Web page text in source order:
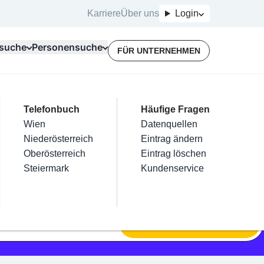
KarriereÜber uns Login
Kategorien
Friseur
Nägel
Haarentfernung
Make-Up
Für Unternehmer
Terminbuchung
Kostenlose Beratung
Top Branchen
Elektriker
Installateure
Maler & Lackierer
Branchen A-Z
Mein Firmeneintrag
Eintrag hinzufügen
Eintrag beanspruchen
Eintrag verwalten
Eintrag bewerben
Personensuche
Telefonbuch
Wien
Niederösterreich
Oberösterreich
Steiermark
Häufige Fragen
Datenquellen
Eintrag ändern
Eintrag löschen
Kundenservice
FÜR UNTERNEHMEN